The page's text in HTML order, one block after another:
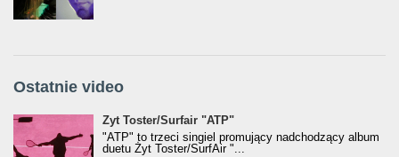
Ostatnie video
Żyt Toster/SurfAir - ATP VIDEO
Żyt Toster/Surfair "ATP"
"ATP" to trzeci singiel promujący nadchodzący album
duetu Żyt Toster/SurfAir "...